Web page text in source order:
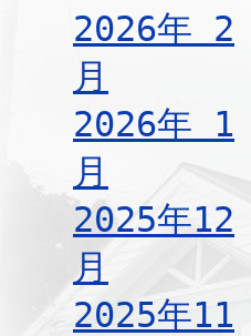
2026年 2
月
2026年 1
月
2025年12
月
2025年11